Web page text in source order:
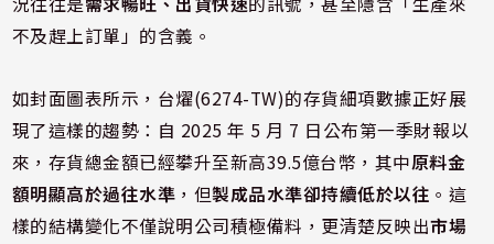
不及趕上訂單」的含義。
如封面圖表所示，台燿(6274-TW)的存貨細項數據正好展
現了這樣的趨勢：自 2025 年 5 月 7 日公布第一季財報以
來，存貨總金額已經攀升至新高39.5億台幣，其中原料金
額明顯高於過往水準 ，但製成品水準卻持續低於以往 。這
樣的結構變化不僅說明公司積極備料，更清楚反映出市場